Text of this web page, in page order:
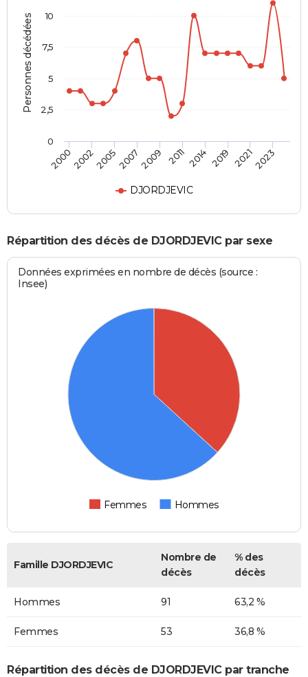
Personnes décédées
DJORDJEVIC
20002002200520072009 2011 2014 2019 20212023
0
2,5
5
7,5
10
Répartition des décès de DJORDJEVIC par sexe
Données exprimées en nombre de décès (source :
Insee)
Femmes Hommes
Famille DJORDJEVIC
Nombre de
décès
% des
décès
Hommes 91 63,2 %
Femmes 53 36,8 %
Répartition des décès de DJORDJEVIC par tranche